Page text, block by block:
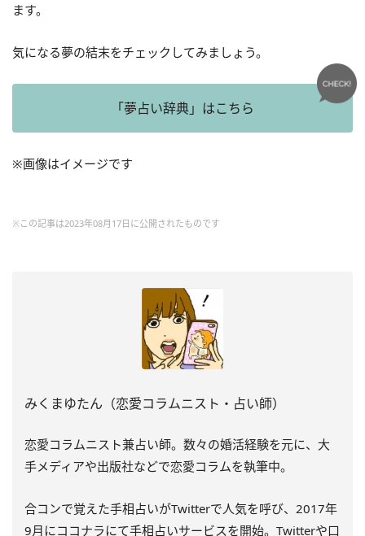
ます。
気になる夢の結末をチェックしてみましょう。
「夢占い辞典」はこちら
※画像はイメージです
※この記事は2023年08月17日に公開されたものです
みくまゆたん（恋愛コラムニスト・占い師）
恋愛コラムニスト兼占い師。数々の婚活経験を元に、大
手メディアや出版社などで恋愛コラムを執筆中。
合コンで覚えた手相占いがTwitterで人気を呼び、2017年
9月にココナラにて手相占いサービスを開始。Twitterや口